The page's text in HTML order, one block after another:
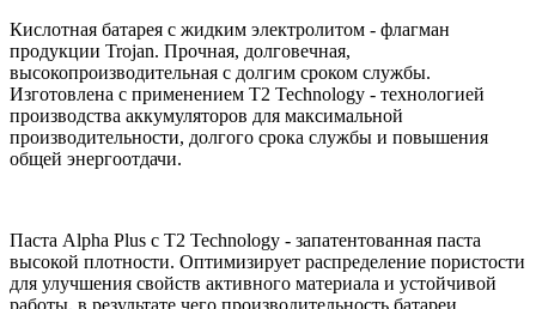
Кислотная батарея с жидким электролитом - флагман
продукции Trojan. Прочная, долговечная,
высокопроизводительная с долгим сроком службы.
Изготовлена с применением T2 Technology - технологией
производства аккумуляторов для максимальной
производительности, долгого срока службы и повышения
общей энергоотдачи.
Паста Alpha Plus с T2 Technology - запатентованная паста
высокой плотности. Оптимизирует распределение пористости
для улучшения свойств активного материала и устойчивой
работы, в результате чего производительность батареи